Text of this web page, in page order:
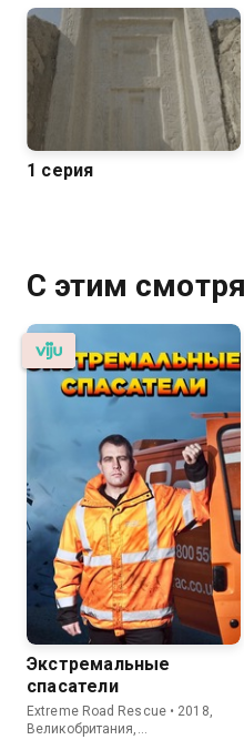
1 серия
С этим
Экстремальные
спасатели
Extreme Road Rescue • 2018,
Великобритания,